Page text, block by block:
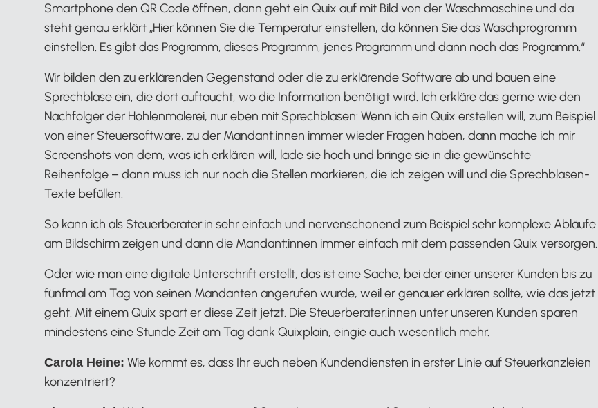
Smartphone den QR Code öffnen, dann geht ein Quix auf mit Bild von der Waschmaschine und da
steht genau erklärt „Hier können Sie die Temperatur einstellen, da können Sie das Waschprogramm
einstellen. Es gibt das Programm, dieses Programm, jenes Programm und dann noch das Programm.“
Wir bilden den zu erklärenden Gegenstand oder die zu erklärende Software ab und bauen eine
Sprechblase ein, die dort auftaucht, wo die Information benötigt wird. Ich erkläre das gerne wie den
Nachfolger der Höhlenmalerei, nur eben mit Sprechblasen: Wenn ich ein Quix erstellen will, zum Beispiel
von einer Steuersoftware, zu der Mandant:innen immer wieder Fragen haben, dann mache ich mir
Screenshots von dem, was ich erklären will, lade sie hoch und bringe sie in die gewünschte
Reihenfolge – dann muss ich nur noch die Stellen markieren, die ich zeigen will und die Sprechblasen-
Texte befüllen.
So kann ich als Steuerberater:in sehr einfach und nervenschonend zum Beispiel sehr komplexe Abläufe
am Bildschirm zeigen und dann die Mandant:innen immer einfach mit dem passenden Quix versorgen.
Oder wie man eine digitale Unterschrift erstellt, das ist eine Sache, bei der einer unserer Kunden bis zu
fünfmal am Tag von seinen Mandanten angerufen wurde, weil er genauer erklären sollte, wie das jetzt
geht. Mit einem Quix spart er diese Zeit jetzt. Die Steuerberater:innen unter unseren Kunden sparen
mindestens eine Stunde Zeit am Tag dank Quixplain, eingie auch wesentlich mehr.
Carola Heine: Wie kommt es, dass Ihr euch neben Kundendiensten in erster Linie auf Steuerkanzleien
konzentriert?